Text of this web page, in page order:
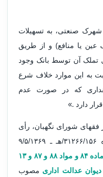
صنعتی، به تسهیلات
عین یا منافع) و از طریق
آن توسط بانک وجود
به این موارد خلاف شرع
که در صورت عدم
دارد .»
فقهای شورای نگهبان، رأی
بر ابطال اطلاق مصوبه شماره ۳۱۲۶۶/۱۵۶/هـ ـ ۹/۵/۱۳۶۹
تبصره ۲ ماده ۸۴ و مواد ۸۸ و ۸۷ و ۱۳
عدالت اداری مصوب